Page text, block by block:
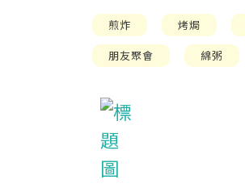
煎炸 烤焗
朋友聚會 綿粥